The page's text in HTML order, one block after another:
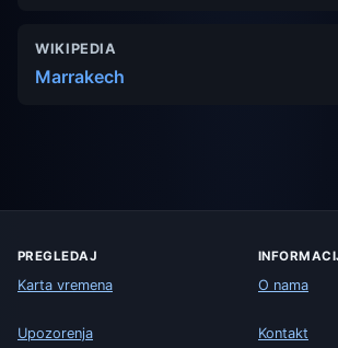
WIKIPEDIA
Marrakech
PREGLEDAJ
Karta vremena
Upozorenja
O nama
Kontakt